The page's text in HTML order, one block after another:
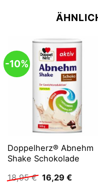
-10%
Doppelherz® Abnehm
Shake Schokolade
18,95€ Ursprünglicher
16,29 €